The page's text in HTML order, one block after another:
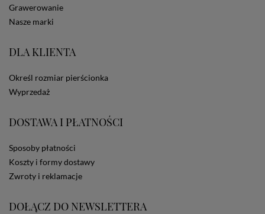
wygody wszystkich użytkowników (w tym Kupujących)
przy korzystaniu ze Sklepu (zapamiętywanie
statystycznych, także przez inne portale, w tym
ze Sklepu bez zmiany ustawień w przeglądarce
dotyczących cookies oznacza, że będą one
stosowanie plików cookies powinien zmienić
informacji o plikach cookies.
Grawerowanie
Nasze marki
DLA KLIENTA
Określ rozmiar pierścionka
Wyprzedaż
DOSTAWA I PŁATNOŚCI
Sposoby płatności
Koszty i formy dostawy
Zwroty i reklamacje
DOŁĄCZ DO NEWSLETTERA